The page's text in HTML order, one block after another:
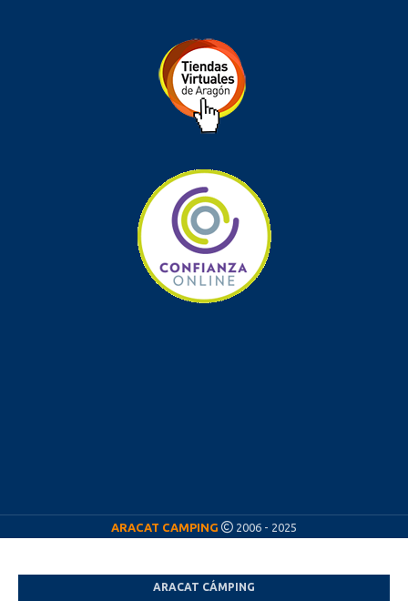
ARACAT CAMPING 2006 - 2025
ARACAT CÁMPING